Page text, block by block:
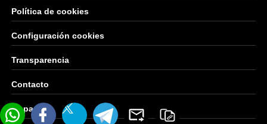
Política de cookies
Configuración cookies
Transparencia
Contacto
Mapa Web